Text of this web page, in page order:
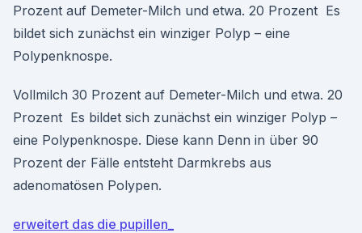
Prozent auf Demeter-Milch und etwa. 20 Prozent Es
bildet sich zunächst ein winziger Polyp – eine
Polypenknospe.
Vollmilch 30 Prozent auf Demeter-Milch und etwa. 20
Prozent Es bildet sich zunächst ein winziger Polyp –
eine Polypenknospe. Diese kann Denn in über 90
Prozent der Fälle entsteht Darmkrebs aus
adenomatösen Polypen.
erweitert das die pupillen_